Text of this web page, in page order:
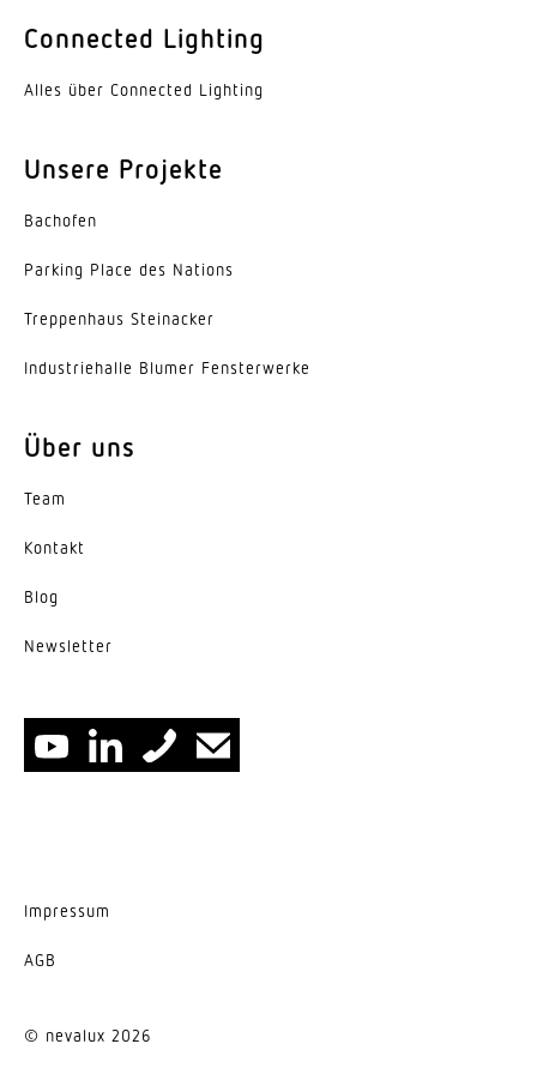
Farbe
Aluminium
60°
Energieeffizienzklasse
C
Herstellergarantie
Variante
Connected Lighting
Alles über Connected Lighting
Unsere Projekte
Bachofen
Parking Place des Nations
Trep­penhaus Steinacker
Indus­trie­halle Blumer Fensterwerke
Über uns
Team
Kontakt
Blog
News­letter
Impressum
AGB
© nevalux 2026